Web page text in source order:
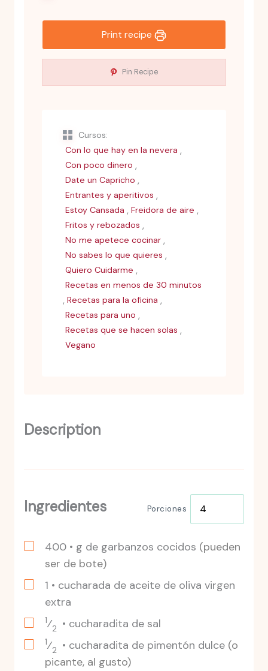
Print recipe
Pin Recipe
Cursos:
Con lo que hay en la nevera ,
Con poco dinero ,
Date un Capricho ,
Entrantes y aperitivos ,
Estoy Cansada , Freidora de aire ,
Fritos y rebozados ,
No me apetece cocinar ,
No sabes lo que quieres ,
Quiero Cuidarme ,
Recetas en menos de 30 minutos
, Recetas para la oficina ,
Recetas para uno ,
Recetas que se hacen solas ,
Vegano
Description
Ingredientes Porciones
400 • g de garbanzos cocidos (pueden
ser de bote)
1 • cucharada de aceite de oliva virgen
extra
1⁄2 • cucharadita de sal
1⁄2 • cucharadita de pimentón dulce (o
picante, al gusto)